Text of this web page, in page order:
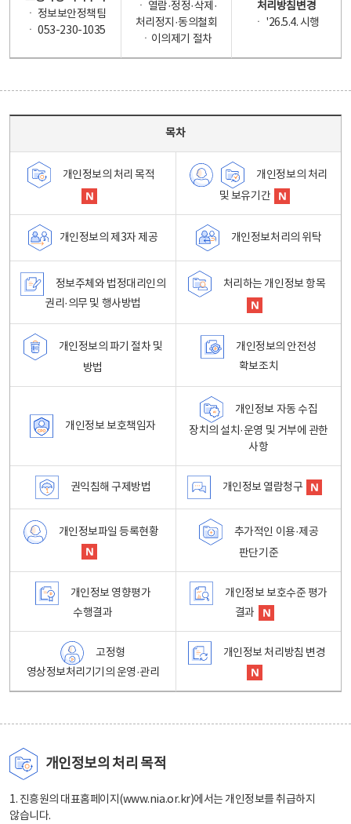
ㆍ 정보보안정책팀
ㆍ 053-230-1035
ㆍ 열람·정정·삭제·
처리정지·동의철회
ㆍ이의제기 절차
처리방침변경
ㆍ '26.5.4. 시행
목차
개인정보의 처리 목적
개인정보의 처리
및 보유기간
개인정보의 제3자 제공 개인정보처리의 위탁
정보주체와 법정대리인의
권리·의무 및 행사방법
처리하는 개인정보 항목
개인정보의 파기 절차 및
방법
개인정보의 안전성
확보조치
개인정보 보호책임자
개인정보 자동 수집
장치의 설치·운영 및 거부에 관한
사항
권익침해 구제방법 개인정보 열람청구
개인정보파일 등록현황
추가적인 이용·제공
판단기준
개인정보 영향평가
수행결과
개인정보 보호수준 평가
결과
고정형
영상정보처리기기의 운영·관리
개인정보 처리방침 변경
개인정보의 처리 목적
1. 진흥원의 대표홈페이지(www.nia.or.kr)에서는 개인정보를 취급하지
않습니다.